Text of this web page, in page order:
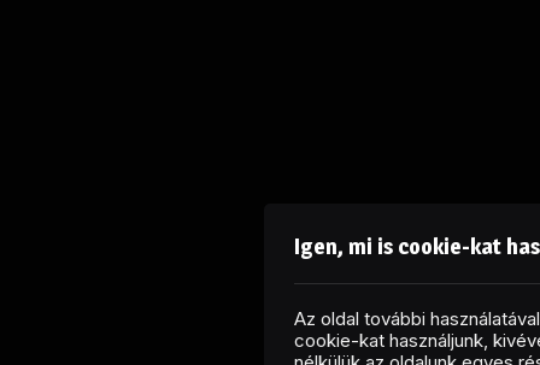
Igen, mi is cookie-kat
Az oldal további
cookie-kat használjunk,